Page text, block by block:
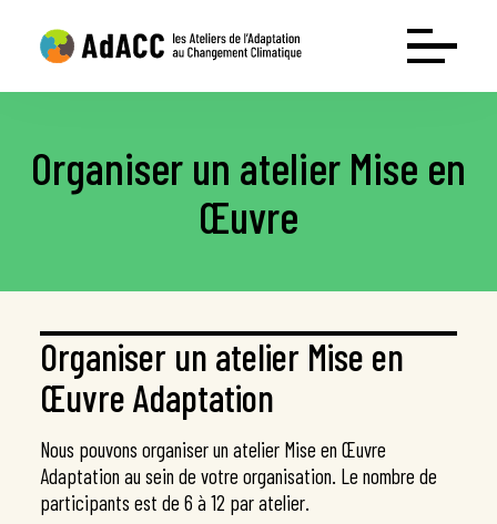
Les ateliers
Conférence interactive Déclic’Adaptation
Atelier Mobilisation Adaptation
Ressources
Le guide
Test entreprises
Test collectivités
Webinaire : l’adaptation grandeur nature
Nous contacter
Organiser un atelier Mise en
Œuvre
Organiser un atelier Mise en
Œuvre Adaptation
Nous pouvons organiser un atelier Mise en Œuvre
Adaptation au sein de votre organisation. Le nombre de
participants est de 6 à 12 par atelier.